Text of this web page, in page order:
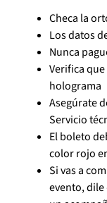
Checa la
Los datos
Nunca
Verifica
holograma
Asegúrate
Servicio
El boleto
color rojo
Si vas a
evento,